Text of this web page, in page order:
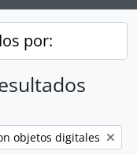
por:
filter:
objetos digitales